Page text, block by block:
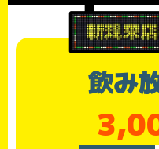
飲み